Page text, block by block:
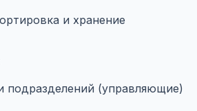
и хранение
подразделений (управляющие)